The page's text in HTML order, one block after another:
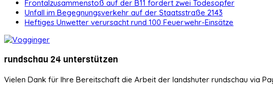
Frontalzusammenstoß auf der B11 fordert zwei Todesopfer
Unfall im Begegnungsverkehr auf der Staatsstraße 2143
Heftiges Unwetter verursacht rund 100 Feuerwehr-Einsätze
rundschau 24 unterstützen
Vielen Dank für Ihre Bereitschaft die Arbeit der landshuter rundschau via